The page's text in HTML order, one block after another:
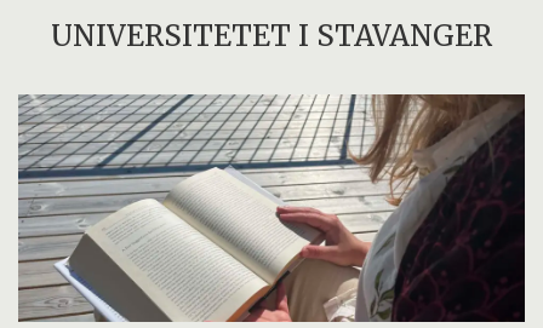
UNIVERSITETET I STAVANGER